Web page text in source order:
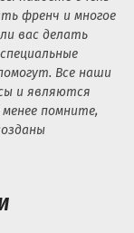
френч и многое
вас делать
Все наши
и являются
помните,